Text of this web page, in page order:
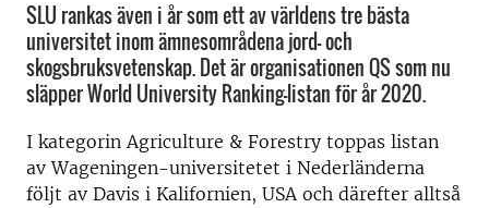
SLU rankas även i år som ett av världens tre bästa
universitet inom ämnesområdena jord- och
skogsbruksvetenskap. Det är organisationen QS som nu
släpper World University Ranking-listan för år 2020.
I kategorin Agriculture & Forestry toppas listan
av Wageningen-universitetet i Nederländerna
följt av Davis i Kalifornien, USA och därefter alltså